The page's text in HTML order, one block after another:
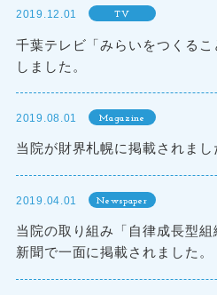
2019.12.01 TV
千葉テレビ「みらいをつくる
しました。
2019.08.01 Magazine
当院が財界札幌に掲載されまし
2019.04.01 Newspaper
当院の取り組み「自律成長型
新聞で一面に掲載されました。